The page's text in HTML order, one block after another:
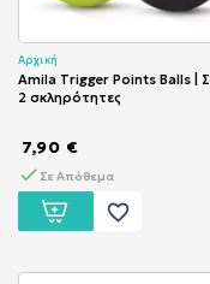
Αρχική
Amila Trigger Points Balls |
2 σκληρότητες
7,90 €
Σε Απόθεμα
favorite_border